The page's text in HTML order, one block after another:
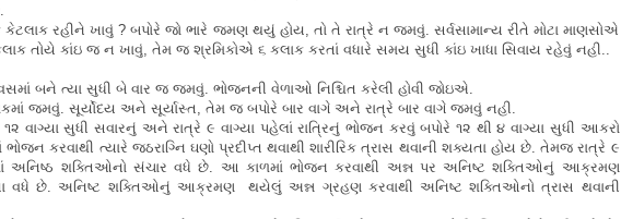
કેટલાક રહીને ખાવું ? બપોરે જો ભારે જમણ થયું હોય, તો તે રાત્રે ન જમવું. સર્વસામાન્ય રીતે મોટા માણસોએ
તોયે કાંઇ જ ન ખાવું, તેમ જ શ્રમિકોએ ૬ કલાક કરતાં વધારે સમય સુધી કાંઇ ખાધા સિવાય રહેવું નહી..
બને ત્યા સુધી બે વાર જ જમવું. ભોજનની વેળાઓ નિશ્ચિત કરેલી હોવી જોઇએ.
જમવું. સૂર્યોદય અને સૂર્યાસ્ત, તેમ જ બપોરે બાર વાગે અને રાત્રે બાર વાગે જમવું નહી.
વાગ્યા સુધી સવારનું અને રાત્રે ૯ વાગ્યા પહેલાં રાત્રિનું ભોજન કરવું બપોરે ૧૨ થી ૪ વાગ્યા સુધી આકરો
કરવાથી ત્યારે જઠરાગ્નિ ઘણો પ્રદીપ્ત થવાથી શારીરિક ત્રાસ થવાની શક્યતા હોય છે. તેમજ રાત્રે ૯
અનિષ્ઠ શક્તિઓનો સંચાર વધે છે. આ કાળમાં ભોજન કરવાથી અન્ન પર અનિષ્ટ શક્તિઓનું આક્રમણ
વધે છે. અનિષ્ટ શક્તિઓનું આક્રમણ થયેલું અન્ન ગ્રહણ કરવાથી અનિષ્ટ શક્તિઓનો ત્રાસ થવાની